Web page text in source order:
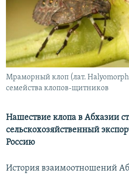
РАСПИСАНИЕ ВЕЩАНИЯ
ПОДПИШИТЕСЬ НА РАССЫЛКУ
СОЦИАЛЬНЫЕ СЕТИ
Все сайты РСЕ/РС
Мраморный клоп (лат.
семейства клопов-щитников
Нашествие клопа в Абхазии
сельскохозяйственный
Россию
История взаимоотношений